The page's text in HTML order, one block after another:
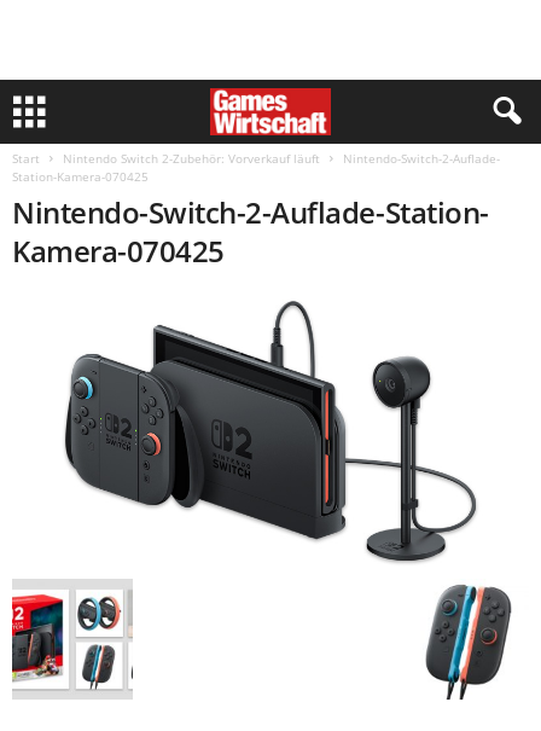
Start Nintendo Switch 2-Zubehör: Vorverkauf läuft
Nintendo-Switch-2-Auflade-
Station-Kamera-070425
Nintendo-Switch-2-Auflade-Station-
Kamera-070425